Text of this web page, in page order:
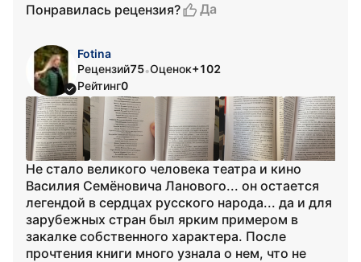
Понравилась рецензия?
Да
Fotina
Рецензий75•Оценок+102
Рейтинг0
Не стало великого человека театра и кино
Василия Семёновича Ланового... он остается
легендой в сердцах русского народа... да и для
зарубежных стран был ярким примером в
закалке собственного характера. После
прочтения книги много узнала о нем, что не